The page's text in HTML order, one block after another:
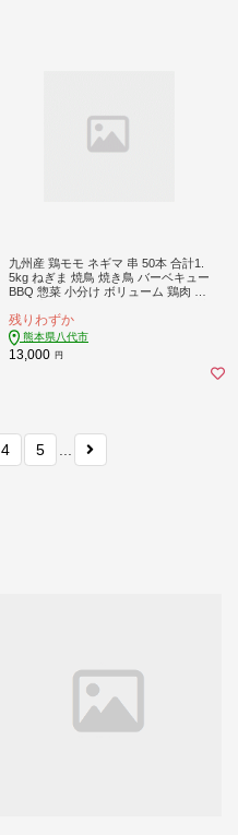
九州産 鶏モモ ネギマ 串 50本 合計1.
5kg ねぎま 焼鳥 焼き鳥 バーベキュー
BBQ 惣菜 小分け ボリューム 鶏肉 お
合せ 冷凍
残りわずか
熊本県八代市
13,000 円
4 5